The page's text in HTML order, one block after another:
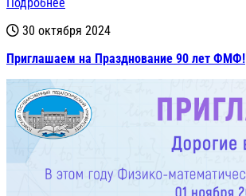
30 октября 2024
Приглашаем на Празднование 90 лет ФМФ!